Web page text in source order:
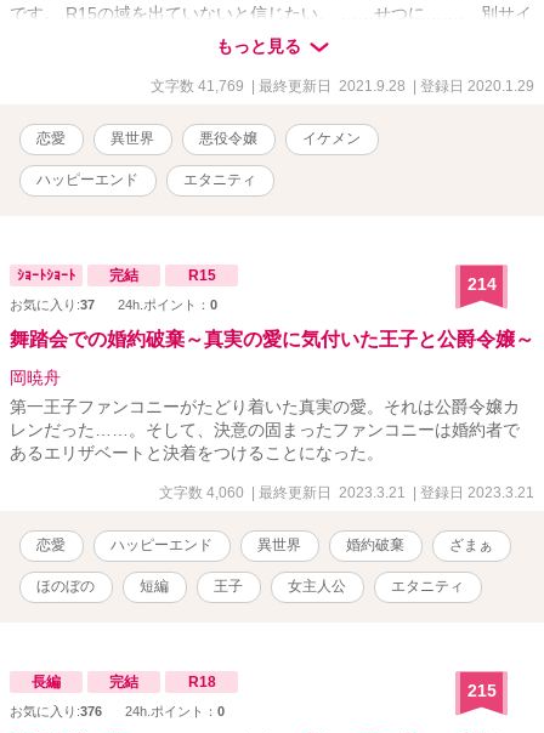
です。 R15の域を出ていないと信じたい。 ……せつに……。 別サイ
もっと見る
文字数 41,769 | 最終更新日 2021.9.28 | 登録日 2020.1.29
恋愛 異世界 悪役令嬢 イケメン
ハッピーエンド エタニティ
ｼｮｰﾄｼｮｰﾄ 完結 R15
お気に入り:37 24h.ポイント： 0
214
舞踏会での婚約破棄～真実の愛に気付いた王子と公爵令嬢～
岡暁舟
第一王子ファンコニーがたどり着いた真実の愛。それは公爵令嬢カ
レンだった……。そして、決意の固まったファンコニーは婚約者で
あるエリザベートと決着をつけることになった。
文字数 4,060 | 最終更新日 2023.3.21 | 登録日 2023.3.21
恋愛 ハッピーエンド 異世界 婚約破棄 ざまぁ
ほのぼの 短編 王子 女主人公 エタニティ
長編 完結 R18
お気に入り:376 24h.ポイント： 0
215